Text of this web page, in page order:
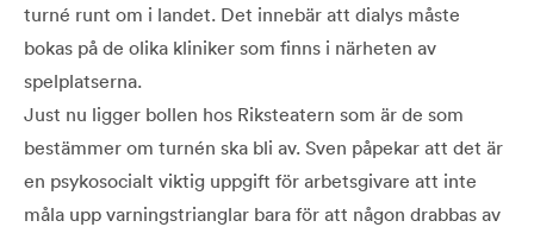
turné runt om i landet. Det innebär att dialys måste
bokas på de olika kliniker som finns i närheten av
spelplatserna.
Just nu ligger bollen hos Riksteatern som är de som
bestämmer om turnén ska bli av. Sven påpekar att det är
en psykosocialt viktig uppgift för arbetsgivare att inte
måla upp varningstrianglar bara för att någon drabbas av